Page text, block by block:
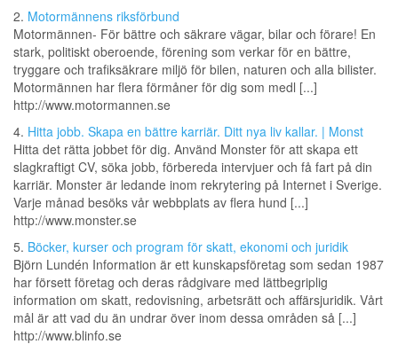
2. Motormännens riksförbund
Motormännen- För bättre och säkrare vägar, bilar och förare! En
stark, politiskt oberoende, förening som verkar för en bättre,
tryggare och trafiksäkrare miljö för bilen, naturen och alla bilister.
Motormännen har flera förmåner för dig som medl [...]
http://www.motormannen.se
4. Hitta jobb. Skapa en bättre karriär. Ditt nya liv kallar. | Monst
Hitta det rätta jobbet för dig. Använd Monster för att skapa ett
slagkraftigt CV, söka jobb, förbereda intervjuer och få fart på din
karriär. Monster är ledande inom rekrytering på Internet i Sverige.
Varje månad besöks vår webbplats av flera hund [...]
http://www.monster.se
5. Böcker, kurser och program för skatt, ekonomi och juridik
Björn Lundén Information är ett kunskapsföretag som sedan 1987
har försett företag och deras rådgivare med lättbegriplig
information om skatt, redovisning, arbetsrätt och affärsjuridik. Vårt
mål är att vad du än undrar över inom dessa områden så [...]
http://www.blinfo.se